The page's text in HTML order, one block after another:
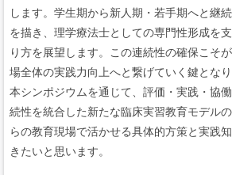
します。学生期から新人期・若手期へと継
を描き、理学療法士としての専門性形成を
り方を展望します。この連続性の確保こそ
場全体の実践力向上へと繋げていく鍵となり
本シンポジウムを通じて、評価・実践・協
続性を統合した新たな臨床実習教育モデル
らの教育現場で活かせる具体的方策と実践
きたいと思います。